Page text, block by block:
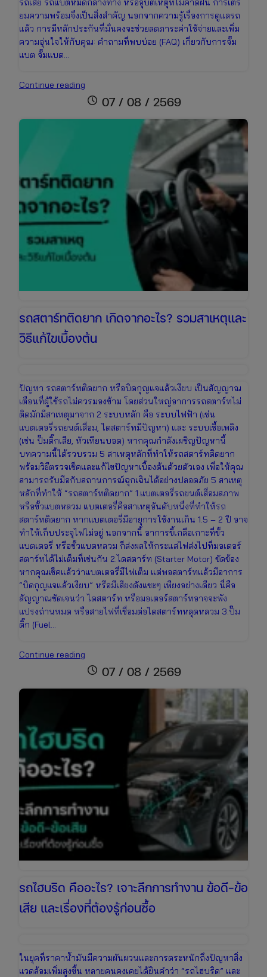
รถเสีย รถแบตหมดกลางทาง หรืออุบัติเหตุที่ไม่คาดฝัน การเตรี
ยมความพร้อมจึงเป็นสิ่งสำคัญ นอกจากความรู้เรื่องการดูแลรถ
แล้ว การมีหลักประกันที่มั่นคงจะช่วยลดภาระค่าใช้จ่ายและเพิ่ม
ความอุ่นใจให้กับคุณ: คำถามที่พบบ่อย (FAQ) เกี่ยวกับการจั๊ม
แบต จั๊มแบต…
Continue reading
จั๊ม
และ
ปลอดภัย
สตาร์ท
ติด
ง่าย
5
schedule 07 / 08 / 2569
รถสตาร์ทติดยาก เกิดจากอะไร? รวมสาเหตุและ
วิธีแก้ไขเบื้องต้น
ปัญหา รถสตาร์ทติดยาก หรือบิดกุญแจแล้วเงียบ เป็นสัญญาณ
เตือนที่ผู้ใช้รถไม่ควรมองข้าม โดยส่วนใหญ่อาการรถสตาร์ทไม่
ติดมักมีสาเหตุมาจาก 2 ระบบหลัก คือ ระบบไฟฟ้า (เช่น
แบตเตอรี่รถยนต์เสื่อม, ไดสตาร์ทมีปัญหา) และ ระบบเชื้อเพลิง
(เช่น ปั๊มติ๊กเสีย, หัวเทียนบอด) หากคุณกำลังเผชิญปัญหานี้
บทความนี้ได้รวบรวม 5 สาเหตุหลักที่ทำให้รถสตาร์ทติดยาก
พร้อมวิธีตรวจเช็คและแก้ไขปัญหาเบื้องต้นด้วยตัวเอง เพื่อให้คุณ
สามารถรับมือกับสถานการณ์ฉุกเฉินได้อย่างปลอดภัย 5 สาเหตุ
หลักที่ทำให้ “รถสตาร์ทติดยาก” 1.แบตเตอรี่รถยนต์เสื่อมสภาพ
หรือขั้วแบตหลวม แบตเตอรี่คือสาเหตุอันดับหนึ่งที่ทำให้รถ
สตาร์ทติดยาก หากแบตเตอรี่มีอายุการใช้งานเกิน 1.5 – 2 ปี อาจ
ทำให้เก็บประจุไฟไม่อยู่ นอกจากนี้ อาการขี้เกลือเกาะที่ขั้ว
แบตเตอรี่ หรือขั้วแบตหลวม ก็ส่งผลให้กระแสไฟส่งไปที่มอเตอร์
สตาร์ทได้ไม่เต็มที่เช่นกัน 2.ไดสตาร์ท (Starter Motor) ขัดข้อง
หากคุณเช็คแล้วว่าแบตเตอรี่มีไฟเต็ม แต่พอสตาร์ทแล้วมีอาการ
“บิดกุญแจแล้วเงียบ” หรือมีเสียงดังแชะๆ เพียงอย่างเดียว นี่คือ
สัญญาณชัดเจนว่า ไดสตาร์ท หรือมอเตอร์สตาร์ทอาจจะพัง
แปรงถ่านหมด หรือสายไฟที่เชื่อมต่อไดสตาร์ทหลุดหลวม 3.ปั๊ม
ติ๊ก (Fuel…
Continue reading
สตาร์ท
อะไร?
รวม
สาเหตุ
และ
วิธี
เบื้อง
ต้น
schedule 07 / 08 / 2569
รถไฮบริด คืออะไร? เจาะลึกการทำงาน ข้อดี-ข้อ
เสีย และเรื่องที่ต้องรู้ก่อนซื้อ
ในยุคที่ราคาน้ำมันมีความผันผวนและการตระหนักถึงปัญหาสิ่ง
แวดล้อมเพิ่มสูงขึ้น หลายคนคงเคยได้ยินคำว่า “รถไฮบริด” และ